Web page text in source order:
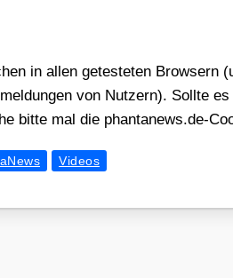
in allen getes­te­ten Brow­sern
von Nut­zern). Soll­te
bit­te mal die phantanews.de-
Videos